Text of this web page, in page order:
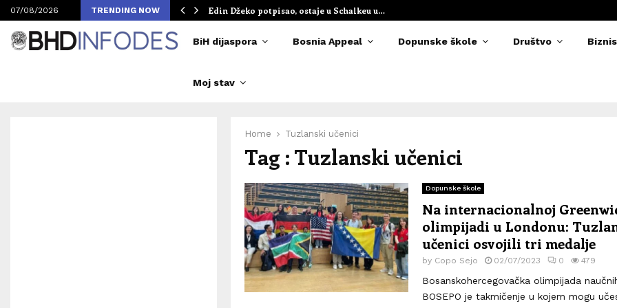
07/08/2026 TRENDING NOW
Merlinovih koncerata Edin Džeko potpisao, ostaje u Schalkeu u…
BiH dijaspora Bosnia Appeal Dopunske škole Društvo Biznis
Moj stav
Home Tuzlanski učenici
Tag : Tuzlanski učenici
Dopunske škole
Na internacionalnoj
olimpijadi u Londonu:
učenici osvojili tri medalje
by Copo Sejo 02/07/2023 0 479
Bosanskohercegovačka olimpijada
BOSEPO je takmičenje u kojem mogu